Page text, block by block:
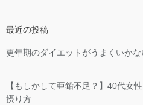
最近の投稿
更年期のダイエットがうまくいか
【もしかして亜鉛不足？】40代女
摂り方